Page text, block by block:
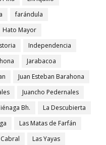
farándula
Hato Mayor
Independencia
Jarabacoa
Juan Esteban Barahona
Juancho Pedernales
Bh.
La Descubierta
Las Matas de Farfán
Las Yayas